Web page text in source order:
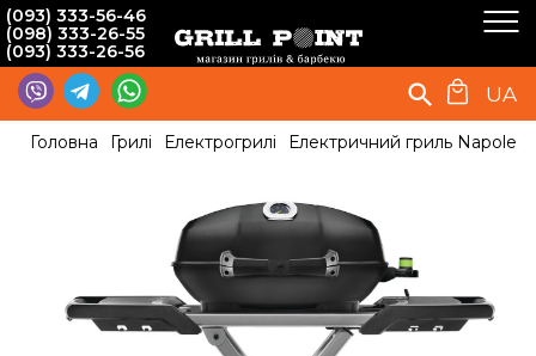
(093) 333-56-46
(098) 333-26-55
(093) 333-26-56
UA
Головна Грилі Електрогрилі Електричний гриль